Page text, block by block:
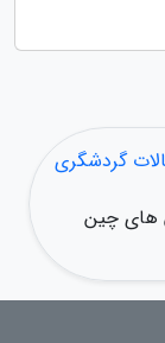
گردشگری
های چین